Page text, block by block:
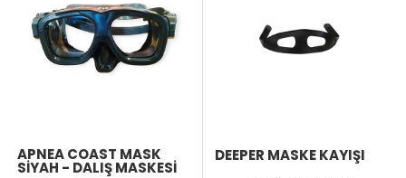
APNEA COAST MASK
SIYAH - DALIŞ MASKESI
DEEPER MASKE KAYIŞI